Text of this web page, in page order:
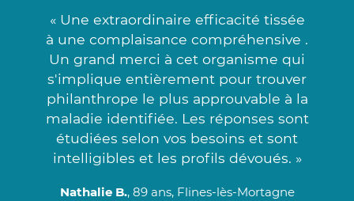
« Une extraordinaire efficacité tissée
à une complaisance compréhensive .
Un grand merci à cet organisme qui
s'implique entièrement pour trouver
philanthrope le plus approuvable à la
maladie identifiée. Les réponses sont
étudiées selon vos besoins et sont
intelligibles et les profils dévoués. »
Nathalie B., 89 ans, Flines-lès-Mortagne